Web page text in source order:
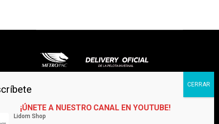
¡ÚNETE A NUESTRO CANAL EN YOUTUBE!